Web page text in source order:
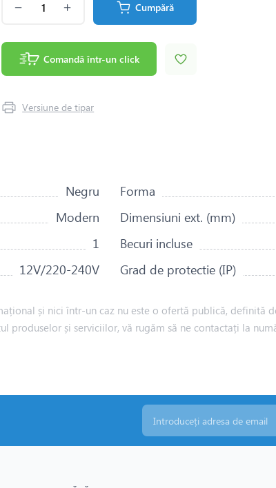
Cumpără
Comandă într-un click
Versiune de tipar
Negru Forma
Modern Dimensiuni ext. (mm)
1 Becuri incluse
12V/220-240V Grad de protectie (IP)
și nici într-un caz nu este o ofertă publică, definită
produselor și serviciilor, vă rugăm să ne contactați la